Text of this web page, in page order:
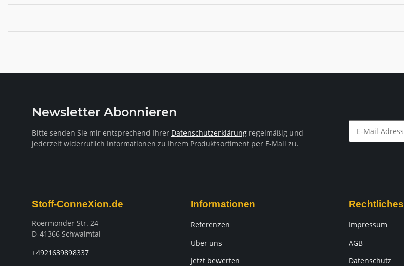
Newsletter Abonnieren
Bitte senden Sie mir entsprechend Ihrer Datenschutzerklärung regelmäßig und
jederzeit widerruflich Informationen zu Ihrem Produktsortiment per E-Mail zu.
Stoff-ConneXion.de
Roermonder Str. 24
D-41366 Schwalmtal
+4921639898337
Informationen
Referenzen
Über uns
Jetzt bewerten
Rechtliches
Impressum
AGB
Datenschutz